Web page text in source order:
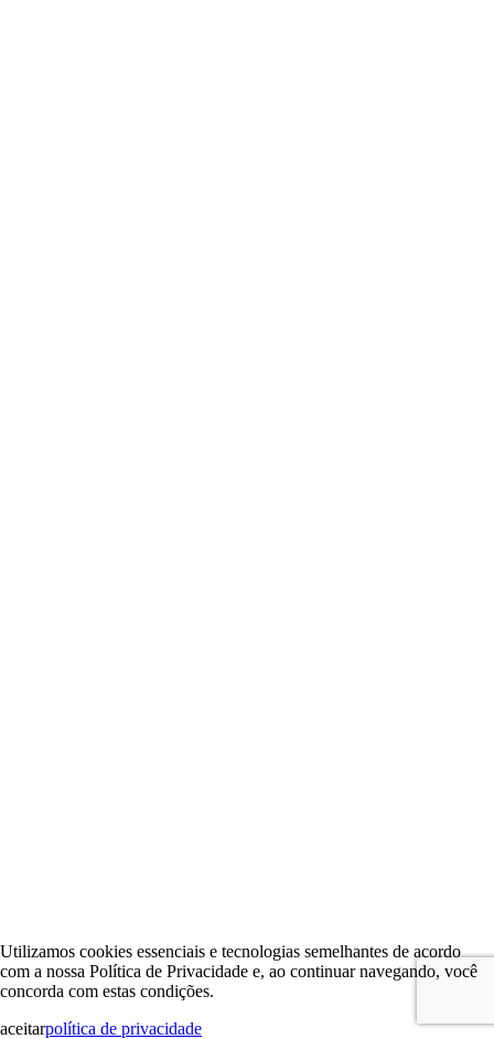
Utilizamos cookies essenciais e tecnologias semelhantes de acordo
com a nossa Política de Privacidade e, ao continuar navegando, você
concorda com estas condições.
aceitarpolítica de privacidade